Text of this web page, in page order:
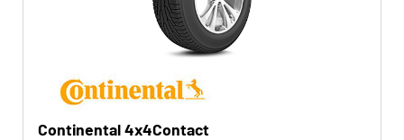
Continental 4x4Contact